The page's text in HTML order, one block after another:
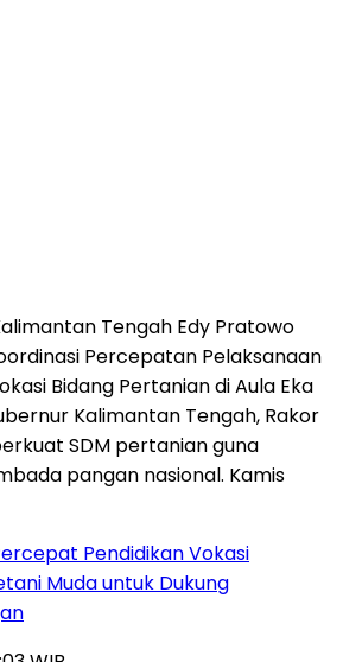
Pendidikan Vokasi
Muda untuk Dukung